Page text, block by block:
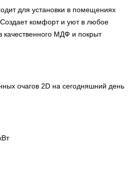
для установки в помещениях
Создает комфорт и уют в любое
качественного МДФ и покрыт
очагов 2D на сегодняшний день